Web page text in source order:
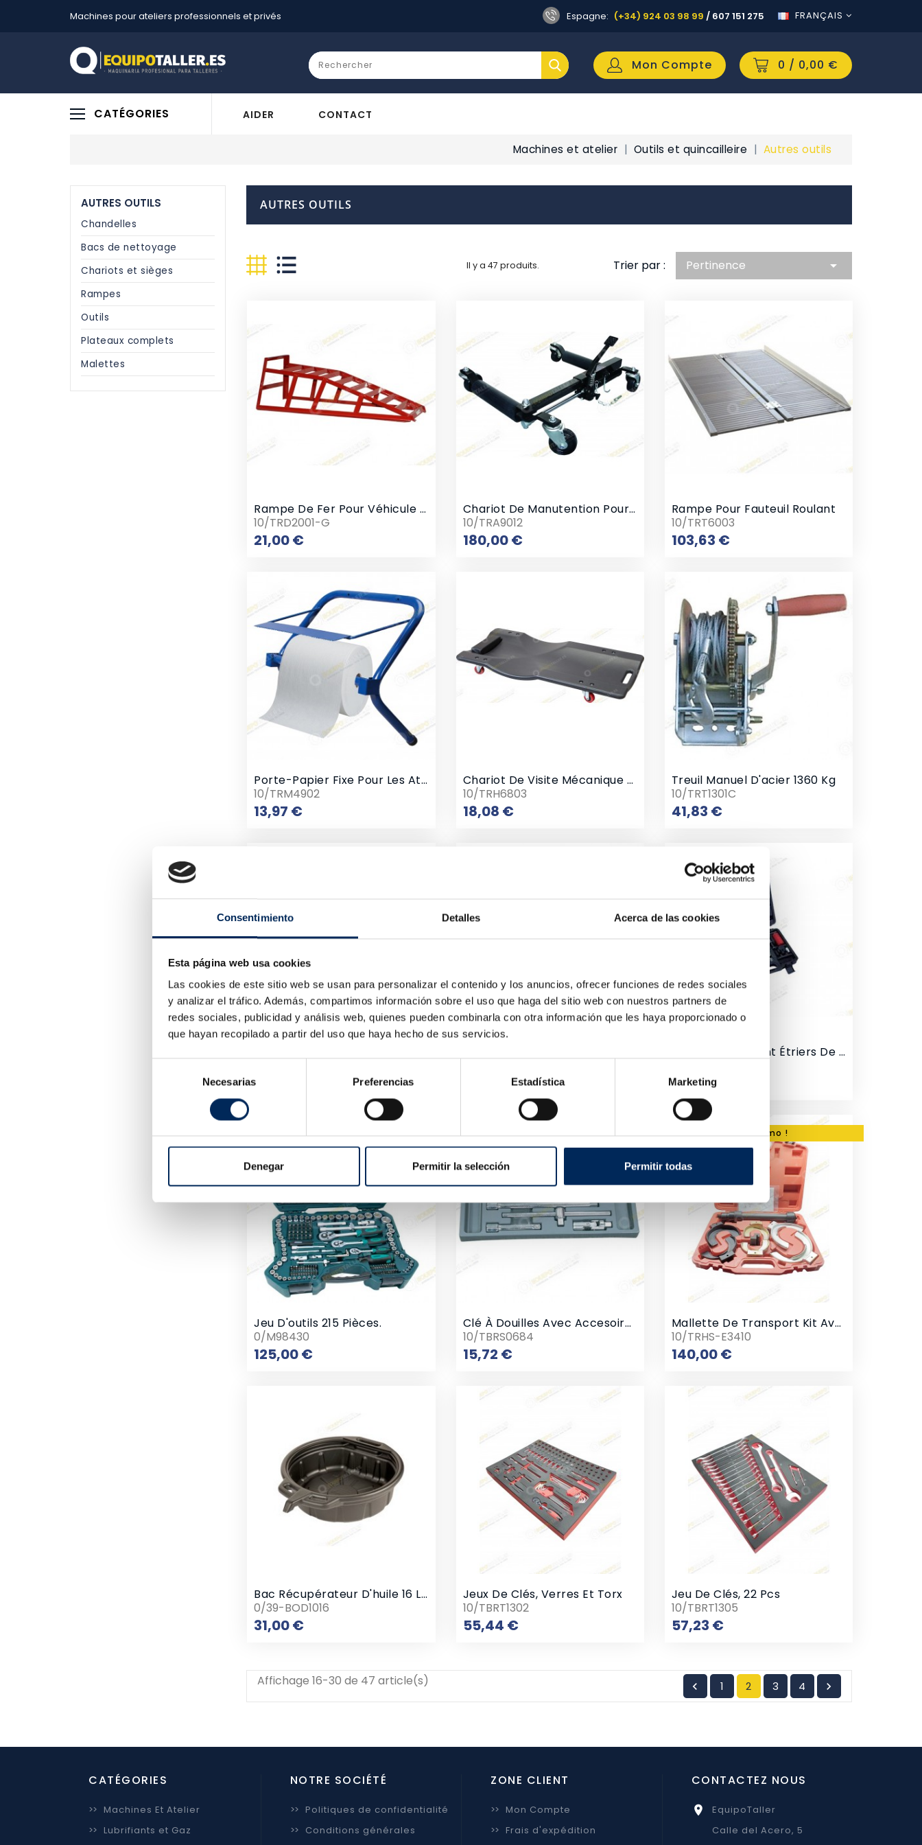
Consentimiento Detalles Acerca de las cookies
Esta página web usa cookies
Las cookies de este sitio web se usan para personalizar el contenido y los anuncios, ofrecer funciones de redes sociales
y analizar el tráfico. Además, compartimos información sobre el uso que haga del sitio web con nuestros partners de
redes sociales, publicidad y análisis web, quienes pueden combinarla con otra información que les haya proporcionado o
que hayan recopilado a partir del uso que haya hecho de sus servicios.
consentimiento
Necesarias Preferencias Estadística Marketing
Denegar Permitir la selección Permitir todas
Machines pour ateliers professionnels et privés Espagne: (+34) 924 03 98 99 / 607 151 275 FRANÇAIS
0 / 0,00 €
Mon Compte
CATÉGORIES AIDER CONTACT
Machines et atelier Outils et quincailleire Autres outils
AUTRES OUTILS
Chandelles
Bacs de nettoyage
Chariots et sièges
Rampes
Outils
Plateaux complets
Malettes
AUTRES OUTILS
Il y a 47 produits. Trier par : Pertinence 
Rampe De Fer Pour Véhicule 2 Tonnes
10/TRD2001-G
21,00 €
Chariot De Manutention Pour Véhicules
10/TRA9012
180,00 €Prix
Rampe Pour Fauteuil Roulant
10/TRT6003
103,63 €Prix
Porte-Papier Fixe Pour Les Ateliers
10/TRM4902
13,97 €
Chariot De Visite Mécanique Rigide
10/TRH6803
18,08 €Prix
Treuil Manuel D'acier 1360 Kg
10/TRT1301C
41,83 €Prix
148,40 € 49,37 €Prix
Repositionnement Étriers De Frein De Piston
135,00 €
Jeu D'outils 215 Pièces.
0/M98430
125,00 €
Clé À Douilles Avec Accesoires
10/TBRS0684
15,72 €Prix
Promo !
Mallette De Transport Kit Avec Compresseur De Ressort Universel Et L'extension
10/TRHS-E3410
140,00 €Prix
Bac Récupérateur D'huile 16 Litres
0/39-BOD1016
31,00 €
Jeux De Clés, Verres Et Torx
10/TBRT1302
55,44 €Prix
Jeu De Clés, 22 Pcs
10/TBRT1305
57,23 €Prix
Affichage 16-30 de 47 article(s)  1 2 3 4 
CATÉGORIES
>> Machines Et Atelier
>> Lubrifiants et Gaz
NOTRE SOCIÉTÉ
>> Politiques de confidentialité
>> Conditions générales
ZONE CLIENT
>> Mon Compte
>> Frais d'expédition
CONTACTEZ NOUS

EquipoTaller
Calle del Acero, 5